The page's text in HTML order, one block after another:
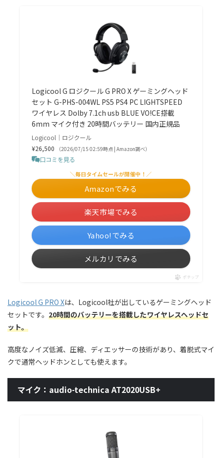
Logicool G ロジクール G PRO X ゲーミングヘッド
セット G-PHS-004WL PS5 PS4 PC LIGHTSPEED
ワイヤレス Dolby 7.1ch usb BLUE VO!CE搭載
6mm マイク付き 20時間バッテリー 国内正規品
Logicool｜ロジクール
¥26,500
（2026/07/15 02:59時点 | Amazon調べ）
口コミを見る
＼毎日タイムセールが開催中！／
Amazonでみる
楽天市場でみる
Yahoo!でみる
メルカリでみる
ポチップ
Logicool G PRO Xは、Logicool社が出しているゲーミングヘッド
セットです。 20時間のバッテリーを搭載したワイヤレスヘッドセ
ット。
高度なノイズ低減、圧縮、ディエッサーの技術があり、着脱式マイ
クで通常ヘッドホンとしても使えます。
マイク：audio-technica AT2020USB+